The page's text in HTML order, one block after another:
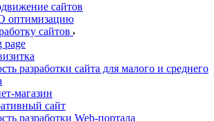
сайтов
оптимизацию
сайтов
page
разработки сайта для малого и среднего
магазин
сайт
разработки Web-портала